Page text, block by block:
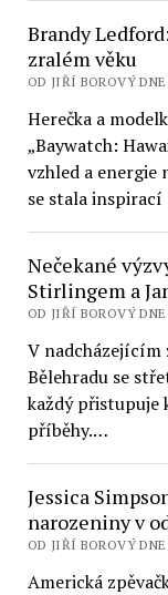
Brandy
zralém věku
OD JIŘÍ BOROVÝ
Herečka a
„Baywatch:
vzhled a energie
se stala
Nečekané
Stirlingem a
OD JIŘÍ BOROVÝ
V nadcházejícím
Bělehradu se
každý přistupuje
příběhy.…
Jessica
narozeniny v
OD JIŘÍ BOROVÝ DNE
Americká